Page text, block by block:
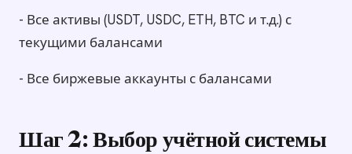
- Все активы (USDT, USDC, ETH, BTC и т.д.) с
текущими балансами
- Все биржевые аккаунты с балансами
Шаг 2: Выбор учётной системы